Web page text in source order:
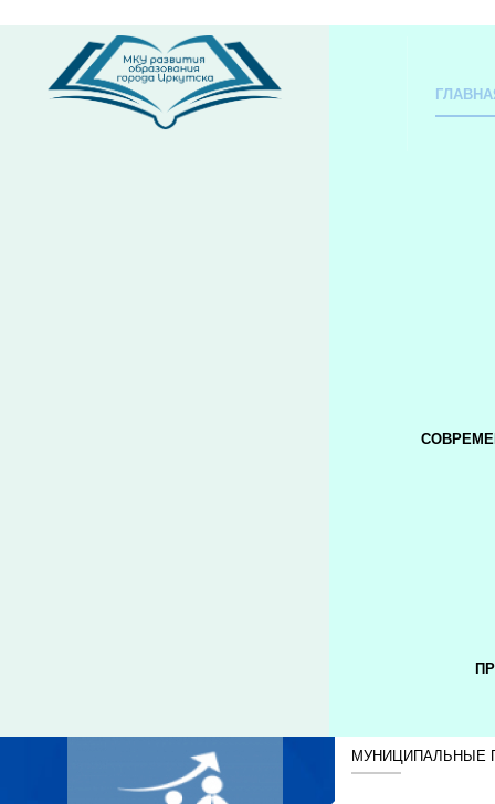
МУНИЦИПАЛЬНЫЕ